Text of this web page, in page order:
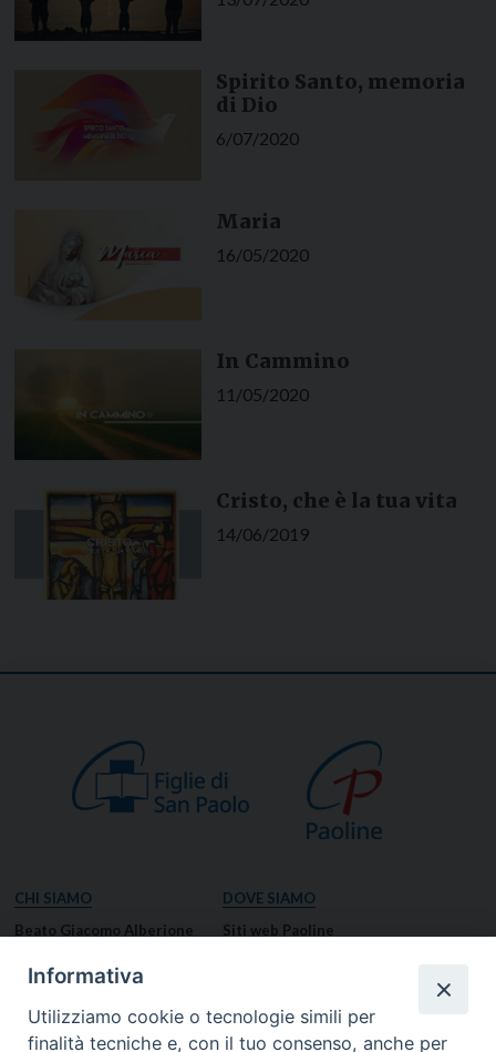
Spirito Santo, memoria
di Dio
6/07/2020
Maria
16/05/2020
In Cammino
11/05/2020
Cristo, che è la tua vita
14/06/2019
CHI SIAMO
Beato Giacomo Alberione
Missione Paolina
DOVE SIAMO
Siti web Paoline
Notizie dal governo generale
Informativa
Utilizziamo cookie o tecnologie simili per
finalità tecniche e, con il tuo consenso, anche per